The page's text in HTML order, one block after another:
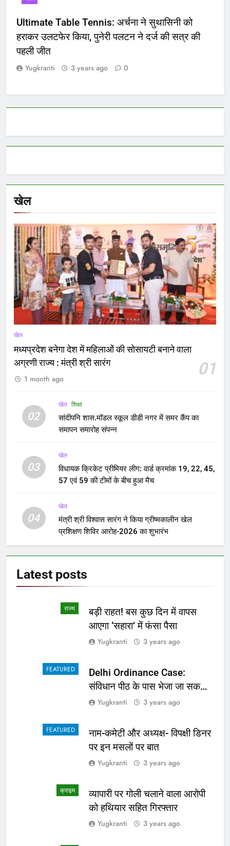
Ultimate Table Tennis: अर्चना ने सुथासिनी को
हराकर उलटफेर किया, पुनेरी पलटन ने दर्ज की सत्र की
पहली जीत
Yugkranti 3 years ago 0
खेल
खेल
मध्यप्रदेश बनेगा देश में महिलाओं की सोसायटी बनाने वाला
अग्रणी राज्य : मंत्री श्री सारंग
01
1 month ago
02
खेल शिक्षा
सांदीपनि शास.मॉडल स्कूल डीडी नगर में समर कैंप का
समापन समारोह संपन्न
03
खेल
विधायक क्रिकेट प्रीमियर लीग: वार्ड क्रमांक 19, 22, 45,
57 एवं 59 की टीमों के बीच हुआ मैच
04
खेल
मंत्री श्री विश्वास सारंग ने किया ग्रीष्मकालीन खेल
प्रशिक्षण शिविर आरोह-2026 का शुभारंभ
Latest posts
राज्य
बड़ी राहत! बस कुछ दिन में वापस
आएगा ‘सहारा’ में फंसा पैसा
Yugkranti 3 years ago
FEATURED
Delhi Ordinance Case:
संविधान पीठ के पास भेजा जा सकता
है अध्यादेश का मामला
Yugkranti 3 years ago
FEATURED
नाम-कमेटी और अध्यक्ष- विपक्षी डिनर
पर इन मसलों पर बात
Yugkranti 3 years ago
क्राइम
व्यापारी पर गोली चलाने वाला आरोपी
को हथियार सहित गिरफ्तार
Yugkranti 3 years ago